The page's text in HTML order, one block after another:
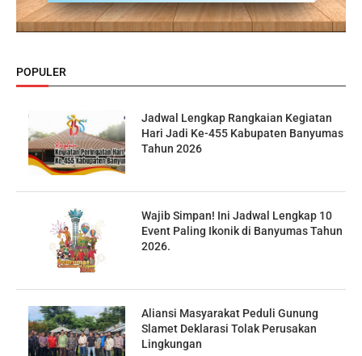
POPULER
Jadwal Lengkap Rangkaian Kegiatan
Hari Jadi Ke-455 Kabupaten Banyumas
Tahun 2026
Wajib Simpan! Ini Jadwal Lengkap 10
Event Paling Ikonik di Banyumas Tahun
2026.
Aliansi Masyarakat Peduli Gunung
Slamet Deklarasi Tolak Perusakan
Lingkungan